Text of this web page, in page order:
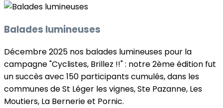
Balades lumineuses
Décembre 2025 nos balades lumineuses pour la
campagne "Cyclistes, Brillez !!" : notre 2ème édition fut
un succès avec 150 participants cumulés, dans les
communes de St Léger les vignes, Ste Pazanne, Les
Moutiers, La Bernerie et Pornic.